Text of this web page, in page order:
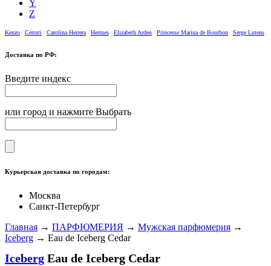
Y
Z
Kenzo Cerruti Carolina Herrera Hermes Elizabeth Arden Princesse Marina de Bourbon Serge Lutens
Доставка по РФ:
Введите индекс
или город и нажмите Выбрать
Курьерская доставка по городам:
Москва
Санкт-Петербург
Главная → ПАРФЮМЕРИЯ → Мужская парфюмерия →
Iceberg → Eau de Iceberg Cedar
Iceberg Eau de Iceberg Cedar